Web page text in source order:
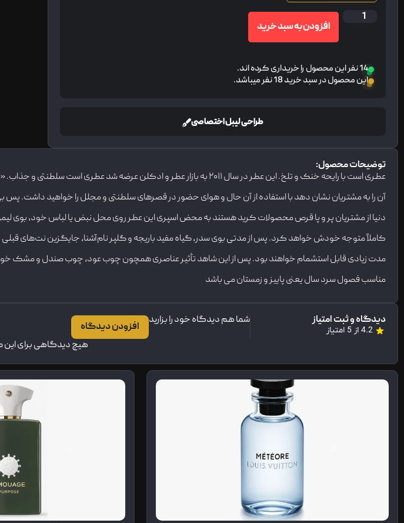
افزودن به سبد خرید
14 نفر این محصول را خریداری کرده اند.
این محصول در سبد خرید 18 نفر میباشد.
طراحی لیبل اختصاصی
توضیحات محصول:
عطری است با رایحه خنک و تلخ. این عطر در سال ۲۰۱۱ به بازار عطر و ادکلن
آن را به مشتریان نشان دهد با استفاده از آن حال و هوای حضور در قصرهای سلطنتی و مجلل را خواهید داشت.
دنیا از مشتریان پر و پا قرص محصولات کرید هستند به محض اسپری این عطر روی محل نبض یا لباس خود، بوی
کاملاً متوجه خودش خواهد کرد. پس از مدتی بوی سدر، گیاه مفید باریجه و گلپر نام‌آشنا، جایگزین نت‌های
مدت زیادی قابل استشمام خواهند بود. پس از این شاهد تأثیر عناصری همچون چوب عود، چوب صندل و مشک
مناسب فصول سرد سال یعنی پاییز و زمستان می باشد
دیدگاه و ثبت امتیاز
4.2 از 5 امتیاز
شما هم دیدگاه خود را بزارید
افزودن دیدگاه
هیچ دیدگاهی برای